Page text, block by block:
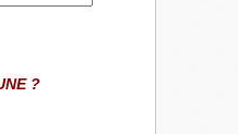
?